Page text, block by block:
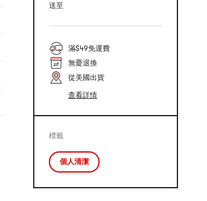
送至
滿$49免運費
無憂退換
從美國出貨
查看詳情
標籤
個人清潔